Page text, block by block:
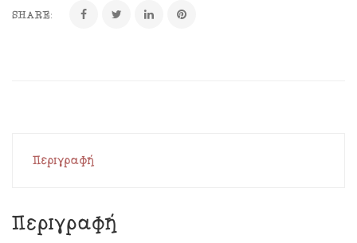
SHARE:
Περιγραφή
Περιγραφή